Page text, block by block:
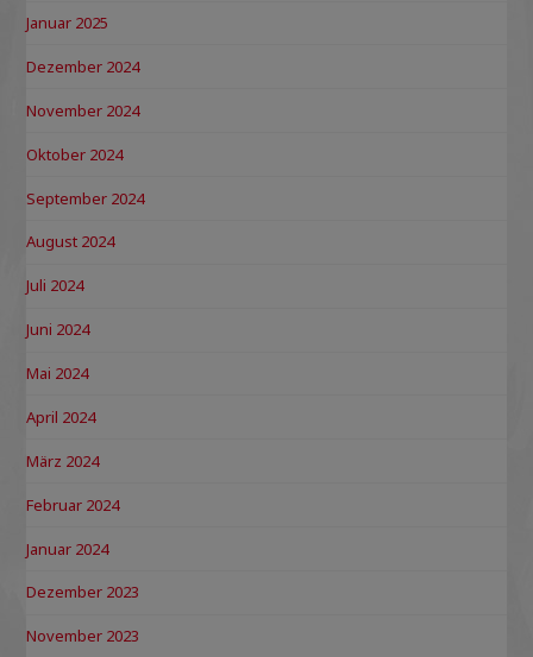
Januar 2025
Dezember 2024
November 2024
Oktober 2024
September 2024
August 2024
Juli 2024
Juni 2024
Mai 2024
April 2024
März 2024
Februar 2024
Januar 2024
Dezember 2023
November 2023